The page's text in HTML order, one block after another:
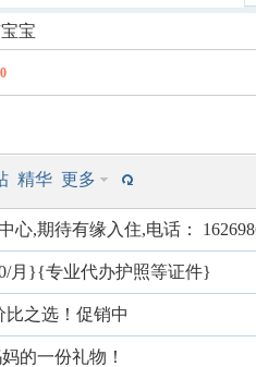
宝
精华 更多
心,期待有缘入住,电话：
月}{专业代办护照等证件}
之选！促销中
的一份礼物！